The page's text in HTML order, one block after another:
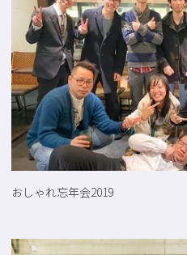
おしゃれ忘年会2019